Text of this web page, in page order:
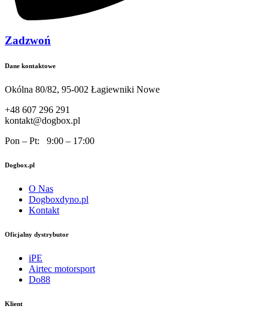
Zadzwoń
Dane kontaktowe
Okólna 80/82, 95-002 Łagiewniki Nowe
+48 607 296 291
kontakt@dogbox.pl
Pon – Pt: 9:00 – 17:00
Dogbox.pl
O Nas
Dogboxdyno.pl
Kontakt
Oficjalny dystrybutor
iPE
Airtec motorsport
Do88
Klient